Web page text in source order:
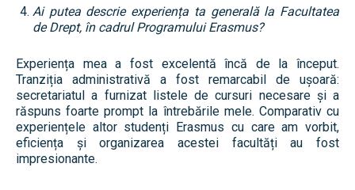
Ai putea descrie experiența ta generală la Facultatea
de Drept, în cadrul Programului Erasmus?
Experiența mea a fost excelentă încă de la început.
Tranziția administrativă a fost remarcabil de ușoară:
secretariatul a furnizat listele de cursuri necesare și a
răspuns foarte prompt la întrebările mele. Comparativ cu
experiențele altor studenți Erasmus cu care am vorbit,
eficiența și organizarea acestei facultăți au fost
impresionante.